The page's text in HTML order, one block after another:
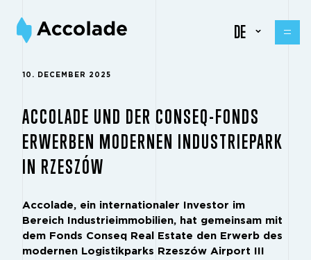
DE
10. DECEMBER 2025
ACCOLADE UND DER CONSEQ-FONDS
ERWERBEN MODERNEN INDUSTRIEPARK
IN RZESZÓW
Accolade, ein internationaler Investor im
Bereich Industrieimmobilien, hat gemeinsam mit
dem Fonds Conseq Real Estate den Erwerb des
modernen Logistikparks Rzeszów Airport III